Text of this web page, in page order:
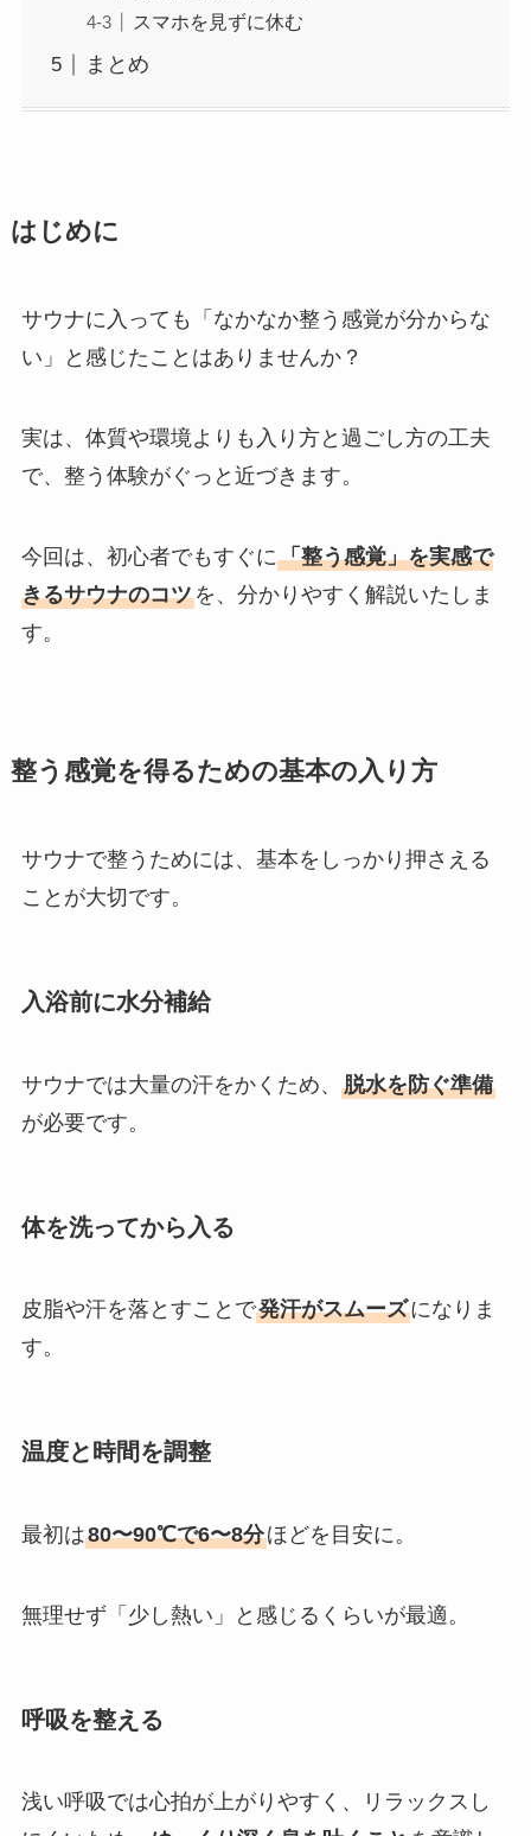
スマホを見ずに休む
まとめ
はじめに
サウナに入っても「なかなか整う感覚が分からな
い」と感じたことはありませんか？
実は、体質や環境よりも入り方と過ごし方の工夫
で、整う体験がぐっと近づきます。
今回は、初心者でもすぐに「整う感覚」を実感で
きるサウナのコツを、分かりやすく解説いたしま
す。
整う感覚を得るための基本の入り方
サウナで整うためには、基本をしっかり押さえる
ことが大切です。
入浴前に水分補給
サウナでは大量の汗をかくため、 脱水を防ぐ準備
が必要です。
体を洗ってから入る
皮脂や汗を落とすことで発汗がスムーズになりま
す。
温度と時間を調整
最初は80〜90℃で6〜8分ほどを目安に。
無理せず「少し熱い」と感じるくらいが最適。
呼吸を整える
浅い呼吸では心拍が上がりやすく、リラックスし